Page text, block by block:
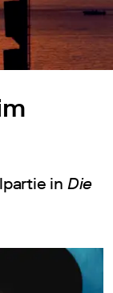
in Die